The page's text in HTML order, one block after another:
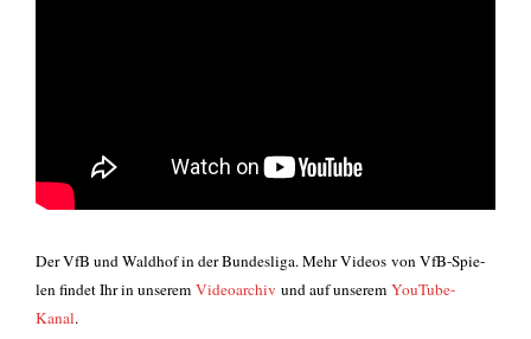
Der VfB und Wald­hof in der Bun­des­li­ga. MehrVide­os von VfB-Spie­
len fin­det Ihr in unse­rem Video­ar­chiv und auf unse­rem You­Tube-
Kanal.